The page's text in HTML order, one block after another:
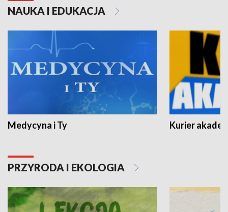
NAUKA I EDUKACJA
Medycyna i Ty Kurier
PRZYRODA I EKOLOGIA